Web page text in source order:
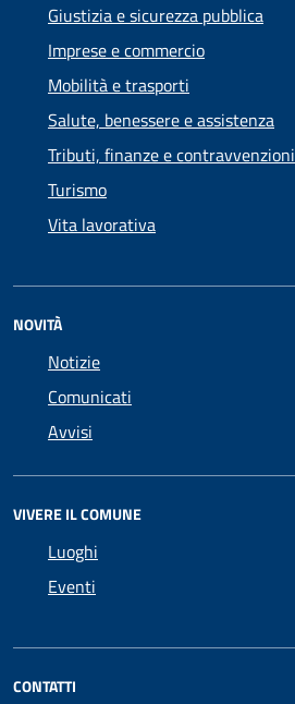
Giustizia e sicurezza pubblica
Imprese e commercio
Mobilità e trasporti
Salute, benessere e assistenza
Tributi, finanze e contravvenzioni
Turismo
Vita lavorativa
NOVITÀ
Notizie
Comunicati
Avvisi
VIVERE IL COMUNE
Luoghi
Eventi
CONTATTI